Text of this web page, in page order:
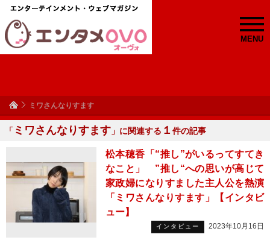
MENU
ミワさんなりすます
「 ミワさんなりすます 」に関連する １ 件の記事
松本穂香「“推し”がいるってすてき
なこと」 ”推し“への思いが高じて
家政婦になりすました主人公を熱演
「ミワさんなりすます」【インタビ
ュー】
インタビュー 2023年10月16日